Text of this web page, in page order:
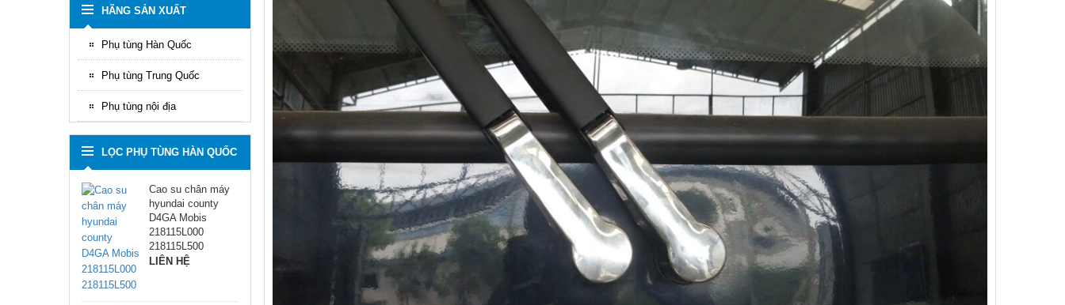
HÃNG SẢN XUẤT
Phụ tùng Hàn Quốc
Phụ tùng Trung Quốc
Phụ tùng nội địa
LỌC PHỤ TÙNG HÀN QUỐC
Cao su chân máy
hyundai county
D4GA Mobis
218115L000
218115L500
LIÊN HỆ